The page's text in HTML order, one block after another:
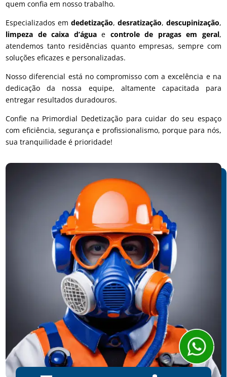
quem confia em nosso trabalho.
Especializados em dedetização, desratização, descupinização,
limpeza de caixa d’águae controle de pragas em geral,
atendemos tanto residências quanto empresas, sempre com
soluções eficazes e personalizadas.
Nosso diferencial está no compromisso com a excelência e na
dedicação da nossa equipe, altamente capacitada para
entregar resultados duradouros.
Confie na Primordial Dedetização para cuidar do seu espaço
com eficiência, segurança e profissionalismo, porque para nós,
sua tranquilidade é prioridade!